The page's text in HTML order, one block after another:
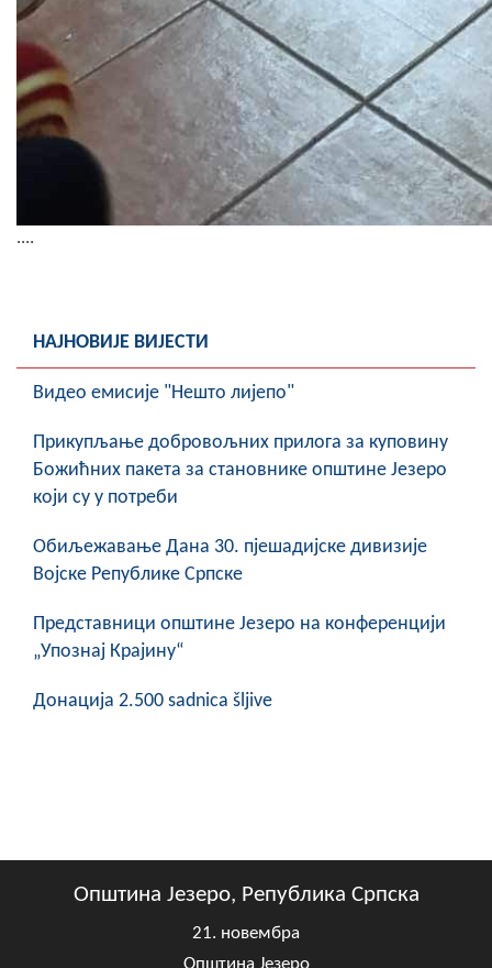
....
НАЈНОВИЈЕ ВИЈЕСТИ
Видео емисије "Нешто лијепо"
Прикупљање добровољних прилога за куповину
Божићних пакета за становнике општине Језеро
који су у потреби
Обиљежавање Данa 30. пјешадијске дивизије
Војске Републике Српске
Представници општине Језеро на конференцији
„Упознај Крајину“
Донација 2.500 sadnica šljive
Општина Језеро, Република Српска
21. новембра